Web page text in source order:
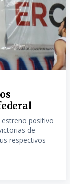
positivo
de
respectivos